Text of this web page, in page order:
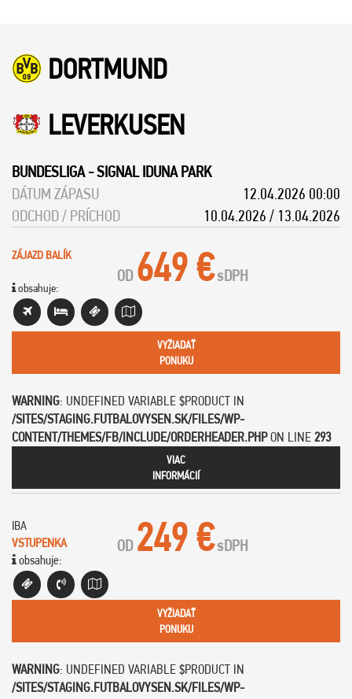
DORTMUND
LEVERKUSEN
BUNDESLIGA-SIGNAL IDUNA PARK
DÁTUM ZÁPASU
12.04.2026 00:00
ODCHOD / PRÍCHOD
10.04.2026 / 13.04.2026
ZÁJAZD BALÍK
obsahuje:
OD 649 €sDPH
VYŽIADAŤ
PONUKU
WARNING: UNDEFINED VARIABLE $PRODUCT IN
/SITES/STAGING.FUTBALOVYSEN.SK/FILES/WP-
CONTENT/THEMES/FB/INCLUDE/ORDERHEADER.PHPON LINE 293
VIAC
INFORMÁCIÍ
IBA
VSTUPENKA
obsahuje:
OD 249 €sDPH
VYŽIADAŤ
PONUKU
WARNING: UNDEFINED VARIABLE $PRODUCT IN
/SITES/STAGING.FUTBALOVYSEN.SK/FILES/WP-